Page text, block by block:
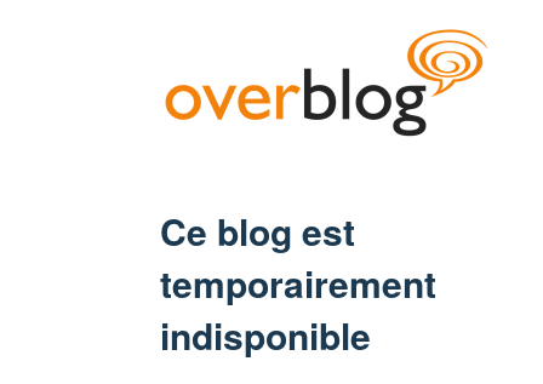
Ce blog est
temporairement
indisponible